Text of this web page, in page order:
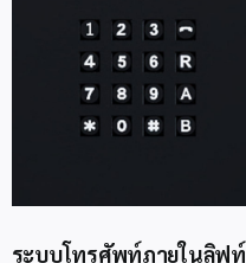
ระบบโทรศัพท์ภายในลิฟท์